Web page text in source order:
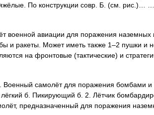
По конструкции совр. Б. (см. рис.)…
военной авиации для поражения наземных
и ракеты. Может иметь также 1–2 пушки и
на фронтовые (тактические) и
самолёт для поражения бомбами и
б. Пикирующий б. 2. Лётчик
предназначенный для поражения